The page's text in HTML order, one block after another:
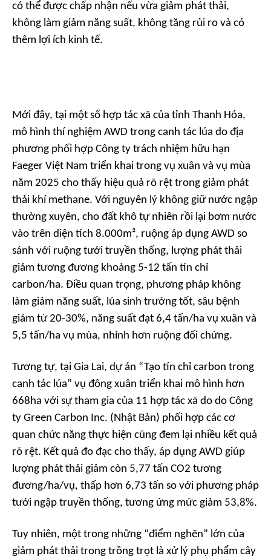
có thể được chấp nhận nếu vừa giảm phát thải,
không làm giảm năng suất, không tăng rủi ro và có
thêm lợi ích kinh tế.
Mới đây, tại một số hợp tác xã của tỉnh Thanh Hóa,
mô hình thí nghiệm AWD trong canh tác lúa do địa
phương phối hợp Công ty trách nhiệm hữu hạn
Faeger Việt Nam triển khai trong vụ xuân và vụ mùa
năm 2025 cho thấy hiệu quả rõ rệt trong giảm phát
thải khí methane. Với nguyên lý không giữ nước ngập
thường xuyên, cho đất khô tự nhiên rồi lại bơm nước
vào trên diện tích 8.000m², ruộng áp dụng AWD so
sánh với ruộng tưới truyền thống, lượng phát thải
giảm tương đương khoảng 5-12 tấn tín chỉ
carbon/ha. Điều quan trọng, phương pháp không
làm giảm năng suất, lúa sinh trưởng tốt, sâu bệnh
giảm từ 20-30%, năng suất đạt 6,4 tấn/ha vụ xuân và
5,5 tấn/ha vụ mùa, nhỉnh hơn ruộng đối chứng.
Tương tự, tại Gia Lai, dự án “Tạo tín chỉ carbon trong
canh tác lúa” vụ đông xuân triển khai mô hình hơn
668ha với sự tham gia của 11 hợp tác xã do do Công
ty Green Carbon Inc. (Nhật Bản) phối hợp các cơ
quan chức năng thực hiện cũng đem lại nhiều kết quả
rõ rệt. Kết quả đo đạc cho thấy, áp dụng AWD giúp
lượng phát thải giảm còn 5,77 tấn CO2 tương
đương/ha/vụ, thấp hơn 6,73 tấn so với phương pháp
tưới ngập truyền thống, tương ứng mức giảm 53,8%.
Tuy nhiên, một trong những “điểm nghẽn” lớn của
giảm phát thải trong trồng trọt là xử lý phụ phẩm cây